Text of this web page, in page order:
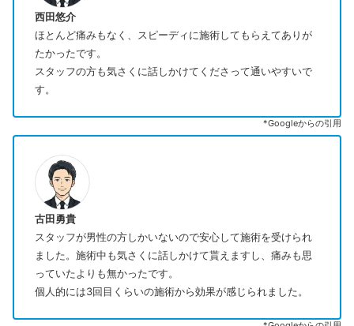
西田悠介
ほとんど痛みもなく、スピーディに施術してもらえてありが
たかったです。
スタッフの方も気さくに話しかけてくださって通いやすいで
す。
*Googleからの引用
古田勇貴
スタッフが男性の方しかいないので安心して施術を受けられ
ました。施術中も気さくに話しかけて貰えますし、痛みも思
っていたよりも無かったです。
個人的には3回目くらいの施術から効果が感じられました。